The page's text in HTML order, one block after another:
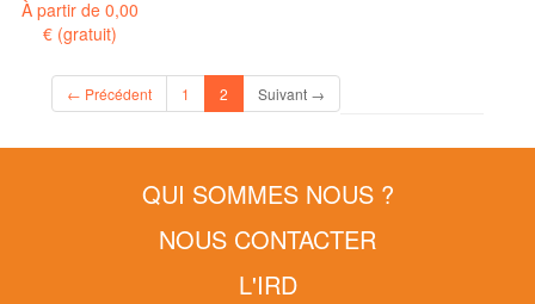
À partir de0,00
€ (gratuit)
← Précédent 1 2 (current)Suivant →
QUI SOMMES NOUS ?
NOUS CONTACTER
L'IRD